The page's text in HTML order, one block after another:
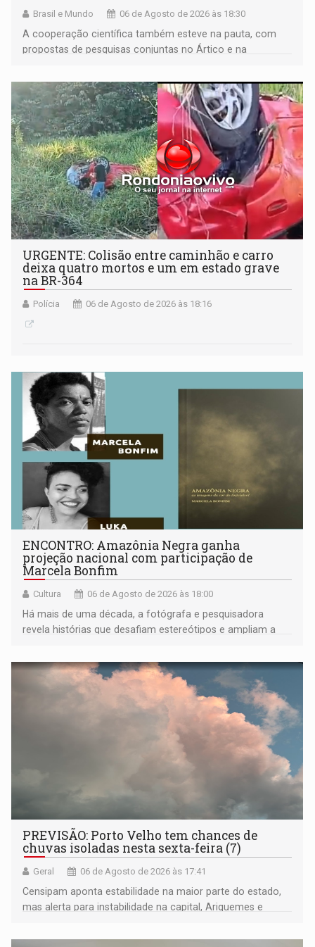
Brasil e Mundo 06 de Agosto de 2026 às 18:30
A cooperação científica também esteve na pauta, com
propostas de pesquisas conjuntas no Ártico e na
URGENTE: Colisão entre caminhão e carro
deixa quatro mortos e um em estado grave
na BR-364
Polícia 06 de Agosto de 2026 às 18:16
ENCONTRO: Amazônia Negra ganha
projeção nacional com participação de
Marcela Bonfim
Cultura 06 de Agosto de 2026 às 18:00
Há mais de uma década, a fotógrafa e pesquisadora
revela histórias que desafiam estereótipos e ampliam a
negras
PREVISÃO: Porto Velho tem chances de
chuvas isoladas nesta sexta-feira (7)
Geral 06 de Agosto de 2026 às 17:41
Censipam aponta estabilidade na maior parte do estado,
mas alerta para instabilidade na capital, Ariquemes e